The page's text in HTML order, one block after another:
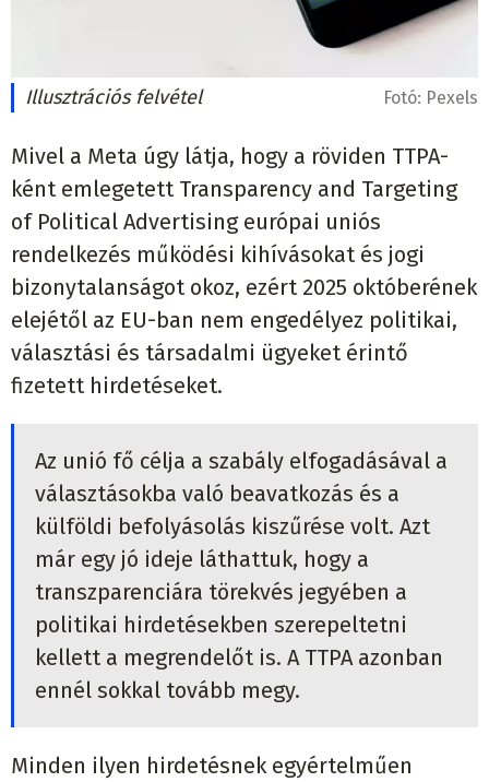
Illusztrációs felvétel Fotó: Pexels
Mivel a Meta úgy látja, hogy a röviden TTPA-
ként emlegetett Transparency and Targeting
of Political Advertising európai uniós
rendelkezés működési kihívásokat és jogi
bizonytalanságot okoz, ezért 2025 októberének
elejétől az EU-ban nem engedélyez politikai,
választási és társadalmi ügyeket érintő
fizetett hirdetéseket.
Az unió fő célja a szabály elfogadásával a
választásokba való beavatkozás és a
külföldi befolyásolás kiszűrése volt. Azt
már egy jó ideje láthattuk, hogy a
transzparenciára törekvés jegyében a
politikai hirdetésekben szerepeltetni
kellett a megrendelőt is. A TTPA azonban
ennél sokkal tovább megy.
Minden ilyen hirdetésnek egyértelműen